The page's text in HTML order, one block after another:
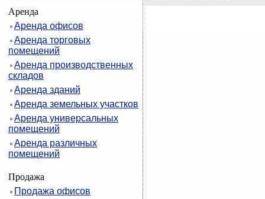
Аренда
Аренда офисов
Аренда торговых
помещений
Аренда производственных
складов
Аренда зданий
Аренда земельных участков
Аренда универсальных
помещений
Аренда различных
помещений
Продажа
Продажа офисов